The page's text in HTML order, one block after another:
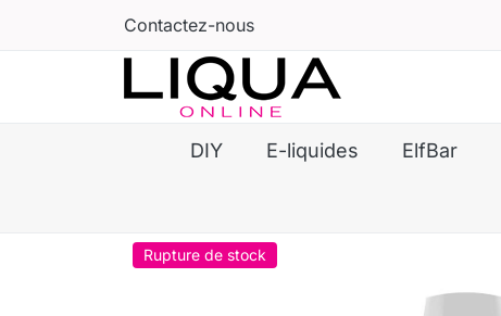
Contactez-nous
DIY E-liquides ElfBar
Rupture de stock